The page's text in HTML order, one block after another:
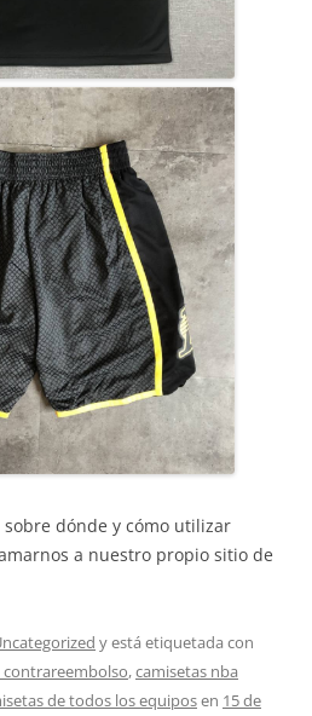
dónde y cómo utilizar
a nuestro propio sitio de
y está etiquetada con
contrareembolso,camisetas nba
de todos los equiposen 15 de